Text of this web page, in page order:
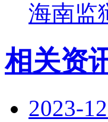
海南监
相关资
2023-